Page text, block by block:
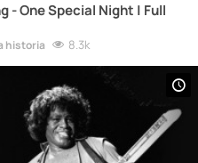
- One Special Night | Full
historia 8.3k